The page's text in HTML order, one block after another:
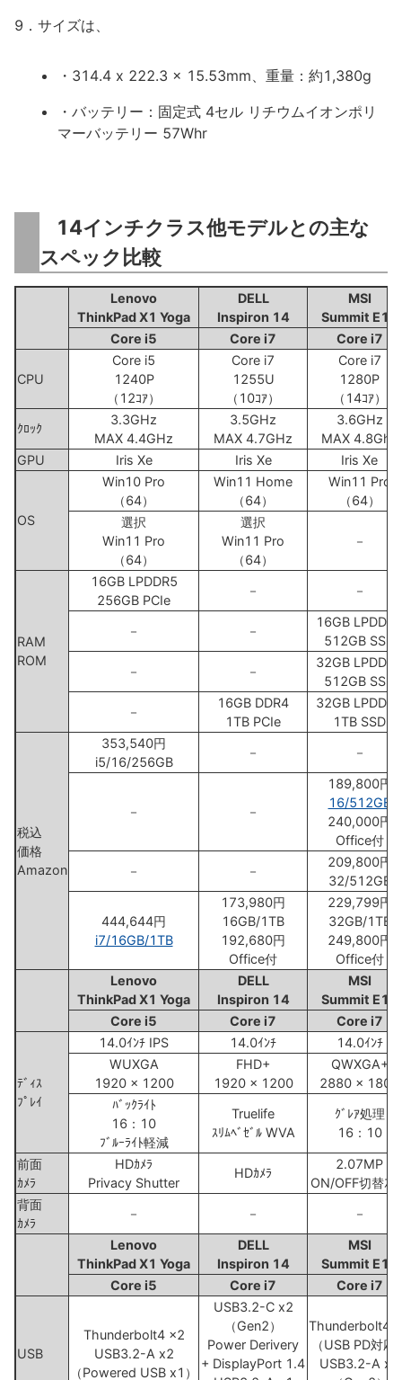
9．サイズは、
・314.4 x 222.3 x 15.53mm、重量：約1,380g
・バッテリー：固定式 4セル リチウムイオンポリ
マーバッテリー 57Whr
14インチクラス他モデルとの主な
スペック比較
Lenovo
ThinkPad X1 Yoga
DELL
Inspiron 14
MSI
Summit E14
Core i5
Core i7 Core i7
CPU
Core i5
1240P
（12ｺｱ）
Core i7
1255U
（10ｺｱ）
Core i7
1280P
（14ｺｱ）
ｸﾛｯｸ
3.3GHz
MAX 4.4GHz
3.5GHz
MAX 4.7GHz
3.6GHz
MAX 4.8Ghz
GPU
Iris Xe Iris Xe Iris Xe
OS
Win10 Pro
（64）
Win11 Home
（64）
Win11 Pro
（64）
選択
Win11 Pro
（64）
選択
Win11 Pro
（64）
－
RAM
ROM
16GB LPDDR5
256GB PCIe
－ －
－ －
16GB LPDDR5
512GB SSD
－
－
32GB LPDDR5
512GB SSD
－
16GB DDR4
1TB PCIe
32GB LPDDR5
1TB SSD
税込
価格
Amazon
353,540円
i5/16/256GB
－ －
－ －
189,800円
16/512GB
240,000円
Office付
－
－
209,800円
32/512GB
444,644円
i7/16GB/1TB
173,980円
16GB/1TB
192,680円
Office付
229,799円
32GB/1TB
249,800円
Office付
Lenovo
ThinkPad X1 Yoga
DELL
Inspiron 14
MSI
Summit E14
Core i5
Core i7 Core i7
ﾃﾞｨｽ
ﾌﾟﾚｲ
14.0ｲﾝﾁ IPS 14.0ｲﾝﾁ
14.0ｲﾝﾁ
WUXGA
1920 x 1200
FHD+
1920 x 1200
QWXGA+
2880 x 1800
ﾊﾞｯｸﾗｲﾄ
16：10
ﾌﾞﾙｰﾗｲﾄ軽減
Truelife
ｽﾘﾑﾍﾞｾﾞﾙ WVA
ｸﾞﾚｱ処理
16：10
前面
ｶﾒﾗ
HDｶﾒﾗ
Privacy Shutter
HDｶﾒﾗ
2.07MP
ON/OFF切替ｽｲ
背面
ｶﾒﾗ
－ － －
Lenovo
ThinkPad X1 Yoga
DELL
Inspiron 14
MSI
Summit E14
Core i5
Core i7 Core i7
USB
Thunderbolt4 x2
USB3.2-A x2
（Powered USB x1）
USB3.2-C x2
（Gen2）
Power Derivery
+ DisplayPort 1.4
Thunderbolt4
（USB PD対応
USB3.2-A x1